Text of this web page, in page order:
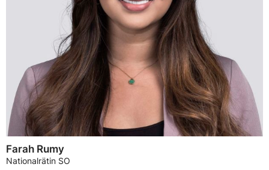
Farah Rumy
Nationalrätin SO